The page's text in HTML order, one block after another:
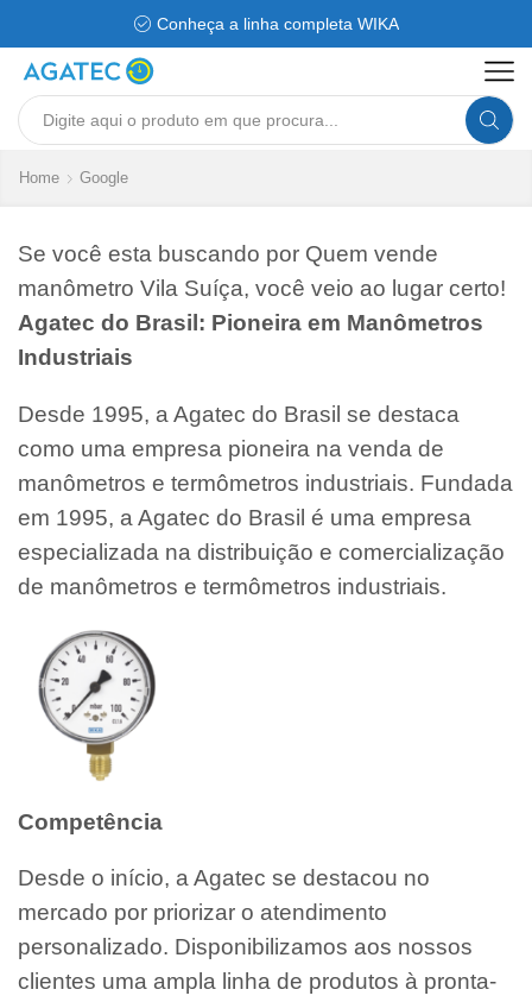
Conheça a linha completa WIKA
Search
Home Google
Se você esta buscando por Quem vende
manômetro Vila Suíça, você veio ao lugar certo!
Agatec do Brasil: Pioneira em Manômetros
Industriais
Desde 1995, a Agatec do Brasil se destaca
como uma empresa pioneira na venda de
manômetros e termômetros industriais. Fundada
em 1995, a Agatec do Brasil é uma empresa
especializada na distribuição e comercialização
de manômetros e termômetros industriais.
Competência
Desde o início, a Agatec se destacou no
mercado por priorizar o atendimento
personalizado. Disponibilizamos aos nossos
clientes uma ampla linha de produtos à pronta-